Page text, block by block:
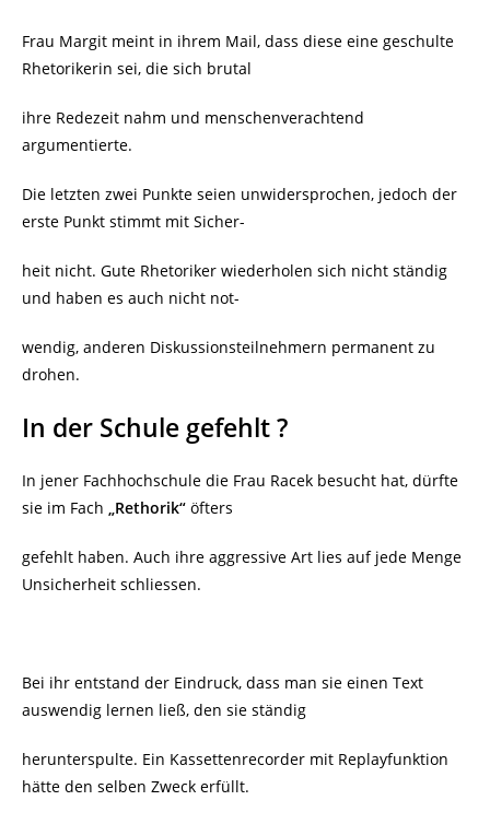
Frau Margit meint in ihrem Mail, dass diese eine geschulte
Rhetorikerin sei, die sich brutal
ihre Redezeit nahm und menschenverachtend
argumentierte.
Die letzten zwei Punkte seien unwidersprochen, jedoch der
erste Punkt stimmt mit Sicher-
heit nicht. Gute Rhetoriker wiederholen sich nicht ständig
und haben es auch nicht not-
wendig, anderen Diskussionsteilnehmern permanent zu
drohen.
In der Schule gefehlt ?
In jener Fachhochschule die Frau Racek besucht hat, dürfte
sie im Fach „Rethorik“ öfters
gefehlt haben. Auch ihre aggressive Art lies auf jede Menge
Unsicherheit schliessen.
Bei ihr entstand der Eindruck, dass man sie einen Text
auswendig lernen ließ, den sie ständig
herunterspulte. Ein Kassettenrecorder mit Replayfunktion
hätte den selben Zweck erfüllt.